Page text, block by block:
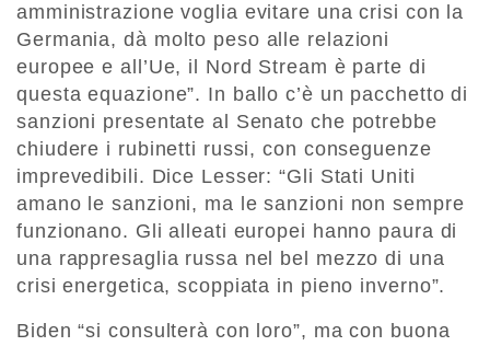
amministrazione voglia evitare una crisi con la
Germania, dà molto peso alle relazioni
europee e all’Ue, il Nord Stream è parte di
questa equazione”. In ballo c’è un pacchetto di
sanzioni presentate al Senato che potrebbe
chiudere i rubinetti russi, con conseguenze
imprevedibili. Dice Lesser: “Gli Stati Uniti
amano le sanzioni, ma le sanzioni non sempre
funzionano. Gli alleati europei hanno paura di
una rappresaglia russa nel bel mezzo di una
crisi energetica, scoppiata in pieno inverno”.
Biden “si consulterà con loro”, ma con buona